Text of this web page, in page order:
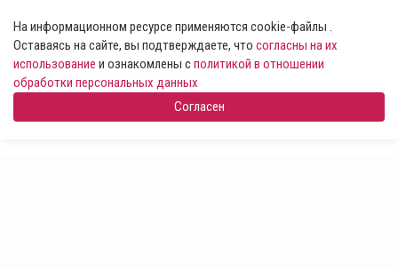
На информационном ресурсе применяются cookie-файлы .
Оставаясь на сайте, вы подтверждаете, что согласны на их
использование и ознакомлены сполитикой в отношении
обработки персональных данных
Согласен